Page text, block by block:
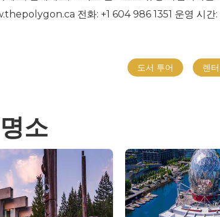
전화: +1 604 986 1351 운영 시간:
도서 투어 렌
소